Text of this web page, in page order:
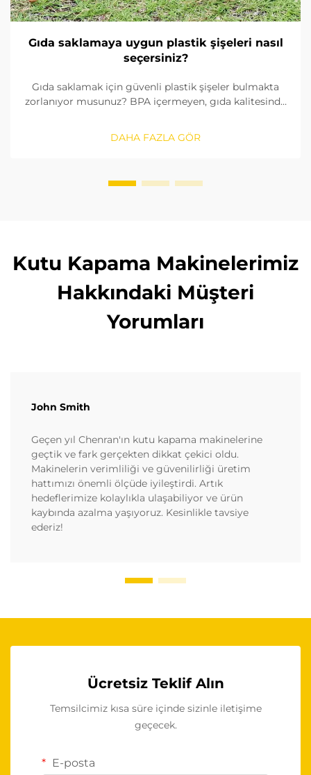
Gıda saklamaya uygun plastik şişeleri nasıl
seçersiniz?
Gıda saklamak için güvenli plastik şişeler bulmakta
zorlanıyor musunuz? BPA içermeyen, gıda kalitesinde
kontrol edeceğinizi ve doğru boyutu nasıl
seçeceğinizi öğrenin. FDA ve AB standartlarına
DAHA FAZLA GÖR
Kutu Kapama Makinelerimiz
Hakkındaki Müşteri
Yorumları
John Smith
Geçen yıl Chenran'ın kutu kapama makinelerine
geçtik ve fark gerçekten dikkat çekici oldu.
Makinelerin verimliliği ve güvenilirliği üretim
hattımızı önemli ölçüde iyileştirdi. Artık
hedeflerimize kolaylıkla ulaşabiliyor ve ürün
kaybında azalma yaşıyoruz. Kesinlikle tavsiye
ederiz!
Ücretsiz Teklif Alın
Temsilcimiz kısa süre içinde sizinle iletişime
geçecek.
E-posta